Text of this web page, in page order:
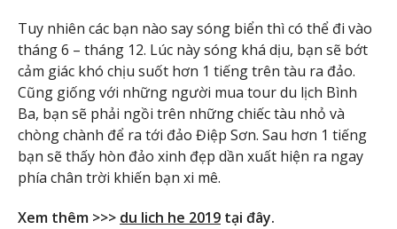
Tuy nhiên các bạn nào say sóng biển thì có thể đi vào
tháng 6 – tháng 12. Lúc này sóng khá dịu, bạn sẽ bớt
cảm giác khó chịu suốt hơn 1 tiếng trên tàu ra đảo.
Cũng giống với những người mua tour du lịch Bình
Ba, bạn sẽ phải ngồi trên những chiếc tàu nhỏ và
chòng chành để ra tới đảo Điệp Sơn. Sau hơn 1 tiếng
bạn sẽ thấy hòn đảo xinh đẹp dần xuất hiện ra ngay
phía chân trời khiến bạn xi mê.
Xem thêm >>> du lich he 2019 tại đây.